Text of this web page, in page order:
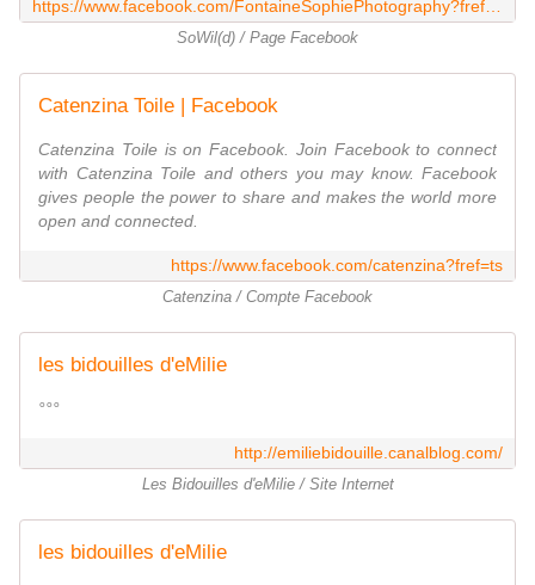
SoWil(d) / Page Facebook
Catenzina Toile | Facebook
Catenzina Toile is on Facebook. Join Facebook to connect
with Catenzina Toile and others you may know. Facebook
gives people the power to share and makes the world more
open and connected.
https://www.facebook.com/catenzina?fref=ts
Catenzina / Compte Facebook
les bidouilles d'eMilie
°°°
http://emiliebidouille.canalblog.com/
Les Bidouilles d'eMilie / Site Internet
les bidouilles d'eMilie